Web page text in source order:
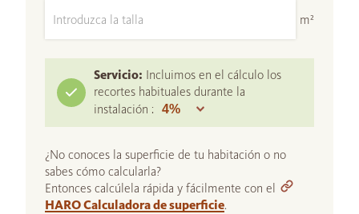
m²
Servicio: Incluimos en el cálculo los
recortes habituales durante la
instalación :
¿No conoces la superficie de tu habitación o no
sabes cómo calcularla?
Entonces calcúlela rápida y fácilmente con el
HARO Calculadora de superficie.